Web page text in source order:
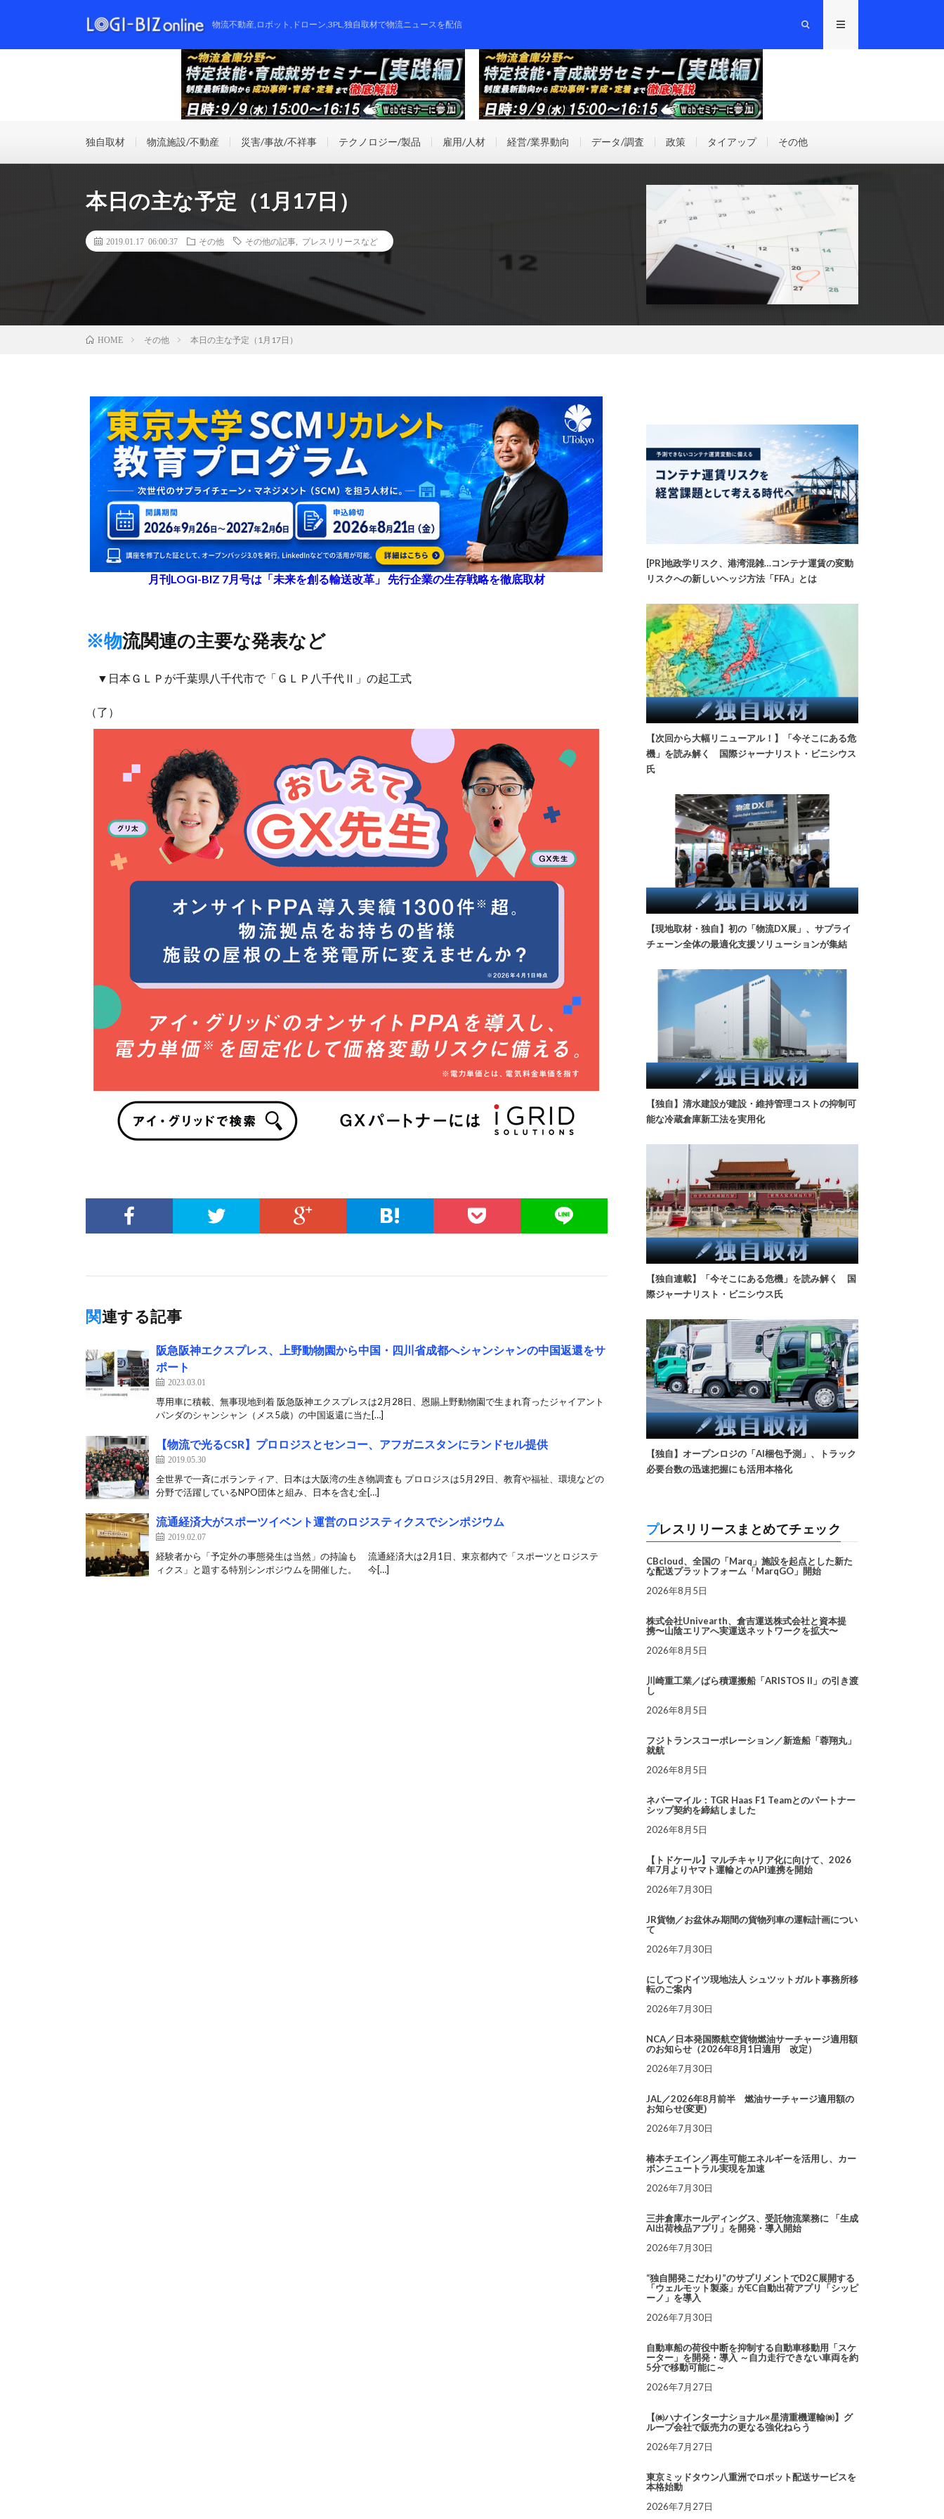
物流不動産,ロボット,ドローン,3PL,独自取材で物流ニュースを配信
独自取材 物流施設/不動産 災害/事故/不祥事 テクノロジー/製品 雇用/人材 経営/業界動向 データ/調査 政策 タイアップ その他
本日の主な予定（1月17日）
2019.01.17 06:00:37 その他 その他の記事 プレスリリースなど
HOME その他 本日の主な予定（1月17日）
月刊LOGI-BIZ 7月号は「未来を創る輸送改革」 先行企業の生存戦略を徹底取材
※物流関連の主要な発表など
▼日本ＧＬＰが千葉県八千代市で「ＧＬＰ八千代Ⅱ」の起工式
（了）
関連する記事
阪急阪神エクスプレス、上野動物園から中国・四川省成都へシャンシャンの中国返還をサ
ポート
2023.03.01
専用車に積載、無事現地到着 阪急阪神エクスプレスは2月28日、恩賜上野動物園で生まれ育ったジャイアント
パンダのシャンシャン（メス5歳）の中国返還に当た[…]
【物流で光るCSR】プロロジスとセンコー、アフガニスタンにランドセル提供
2019.05.30
全世界で一斉にボランティア、日本は大阪湾の生き物調査も プロロジスは5月29日、教育や福祉、環境などの
分野で活躍しているNPO団体と組み、日本を含む全[…]
流通経済大がスポーツイベント運営のロジスティクスでシンポジウム
2019.02.07
経験者から「予定外の事態発生は当然」の持論も 流通経済大は2月1日、東京都内で「スポーツとロジステ
ィクス」と題する特別シンポジウムを開催した。 今[…]
[PR]地政学リスク、港湾混雑…コンテナ運賃の変動
リスクへの新しいヘッジ方法「FFA」とは
【次回から大幅リニューアル！】「今そこにある危
機」を読み解く 国際ジャーナリスト・ビニシウス
氏
【現地取材・独自】初の「物流DX展」、サプライ
チェーン全体の最適化支援ソリューションが集結
【独自】清水建設が建設・維持管理コストの抑制可
能な冷蔵倉庫新工法を実用化
【独自連載】「今そこにある危機」を読み解く 国
際ジャーナリスト・ビニシウス氏
【独自】オープンロジの「AI梱包予測」、トラック
必要台数の迅速把握にも活用本格化
プレスリリースまとめてチェック
CBcloud、全国の「Marq」施設を起点とした新た
な配送プラットフォーム「MarqGO」開始
2026年8月5日
株式会社Univearth、倉吉運送株式会社と資本提
携〜山陰エリアへ実運送ネットワークを拡大〜
2026年8月5日
川崎重工業／ばら積運搬船「ARISTOS II」の引き渡
し
2026年8月5日
フジトランスコーポレーション／新造船「蓉翔丸」
就航
2026年8月5日
ネバーマイル：TGR Haas F1 Teamとのパートナー
シップ契約を締結しました
2026年8月5日
【トドケール】マルチキャリア化に向けて、2026
年7月よりヤマト運輸とのAPI連携を開始
2026年7月30日
JR貨物／お盆休み期間の貨物列車の運転計画につい
て
2026年7月30日
にしてつドイツ現地法人 シュツットガルト事務所移
転のご案内
2026年7月30日
NCA／日本発国際航空貨物燃油サーチャージ適用額
のお知らせ（2026年8月1日適用 改定）
2026年7月30日
JAL／2026年8月前半 燃油サーチャージ適用額の
お知らせ(変更)
2026年7月30日
椿本チエイン／再生可能エネルギーを活用し、カー
ボンニュートラル実現を加速
2026年7月30日
三井倉庫ホールディングス、受託物流業務に 「生成
AI出荷検品アプリ」を開発・導入開始
2026年7月30日
“独自開発こだわり”のサプリメントでD2C展開する
「ウェルモット製薬」がEC自動出荷アプリ「シッピ
ーノ」を導入
2026年7月30日
自動車船の荷役中断を抑制する自動車移動用「スケ
ーター」を開発・導入 ～自力走行できない車両を約
5分で移動可能に～
2026年7月27日
【㈱ハナインターナショナル×星清重機運輸㈱】グ
ループ会社で販売力の更なる強化ねらう
2026年7月27日
東京ミッドタウン八重洲でロボット配送サービスを
本格始動
2026年7月27日